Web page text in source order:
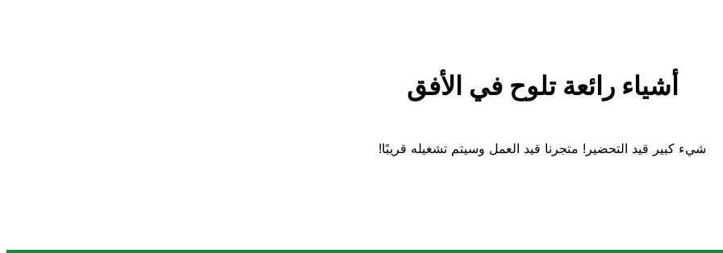
أشياء رائعة تلوح في الأفق
شيء كبير قيد التحضير! متجرنا قيد العمل وسيتم تشغيله قريبًا!